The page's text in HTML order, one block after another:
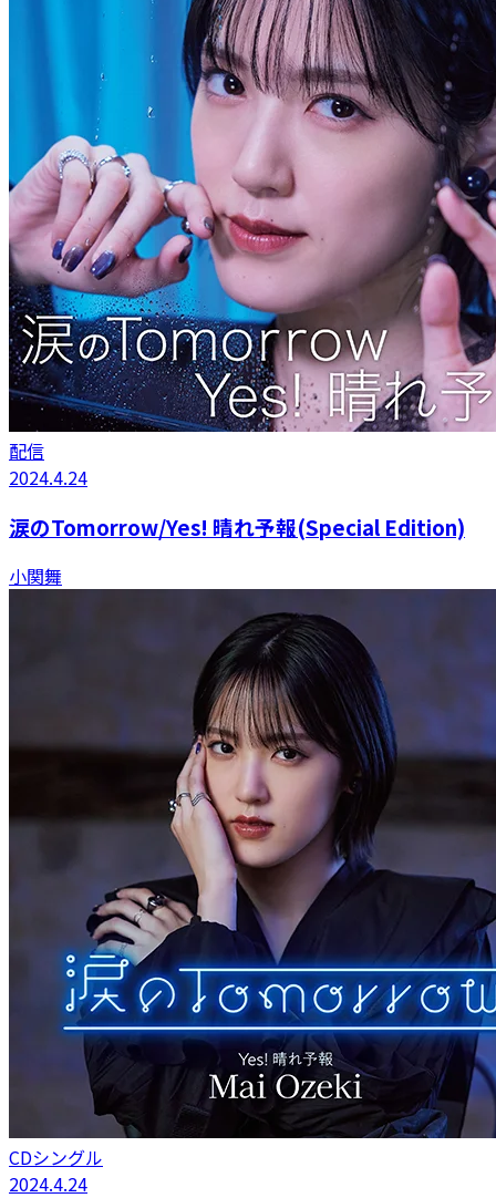
配信
2024.4.24
涙のTomorrow/Yes! 晴れ予報(Special Edition)
小関舞
CDシングル
2024.4.24